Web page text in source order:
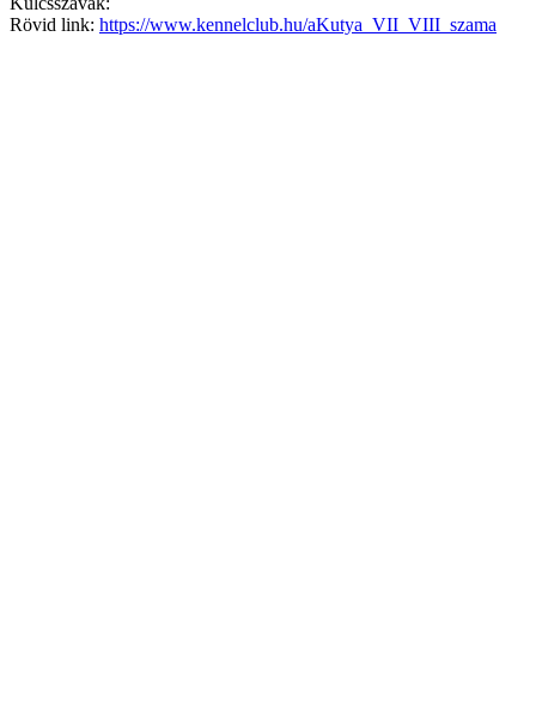
Rövid link: https://www.kennelclub.hu/aKutya_VII_VIII_szama